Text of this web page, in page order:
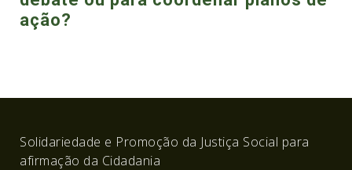
ação?
Solidariedade e Promoção da Justiça Social para
afirmação da Cidadania